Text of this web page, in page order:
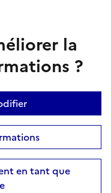
la
?
en tant que